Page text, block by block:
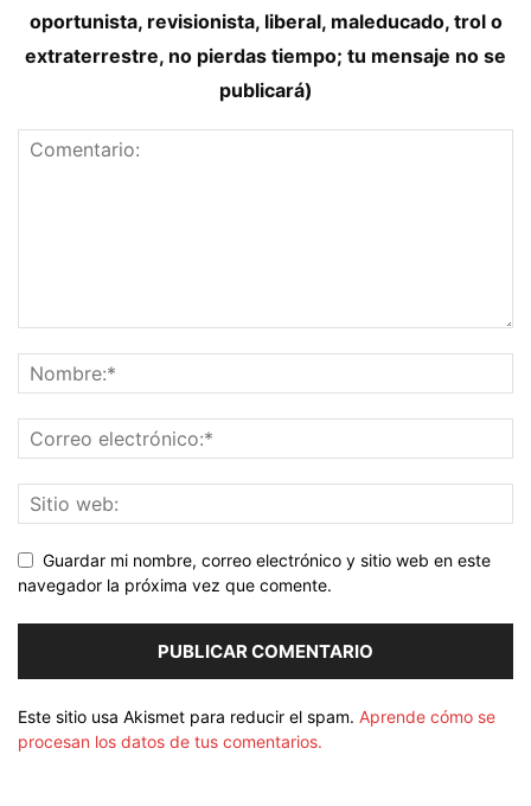
oportunista, revisionista, liberal, maleducado, trol o
extraterrestre, no pierdas tiempo; tu mensaje no se
publicará)
Guardar mi nombre, correo electrónico y sitio web en este
navegador la próxima vez que comente.
Este sitio usa Akismet para reducir el spam. Aprende cómo se
procesan los datos de tus comentarios.